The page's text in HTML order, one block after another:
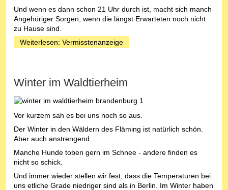
Und wenn es dann schon 21 Uhr durch ist, macht sich manch
Angehöriger Sorgen, wenn die längst Erwarteten noch nicht
zu Hause sind.
Weiterlesen: Vermisstenanzeige
Winter im Waldtierheim
Vor kurzem sah es bei uns noch so aus.
Der Winter in den Wäldern des Fläming ist natürlich schön.
Aber auch anstrengend.
Manche Hunde toben gern im Schnee - andere finden es
nicht so schick.
Und immer wieder stellen wir fest, dass die Temperaturen bei
uns etliche Grade niedriger sind als in Berlin. Im Winter haben